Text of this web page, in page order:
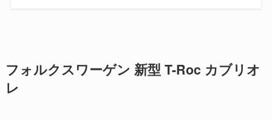
フォルクスワーゲン 新型 T-Roc カブリオ
レ